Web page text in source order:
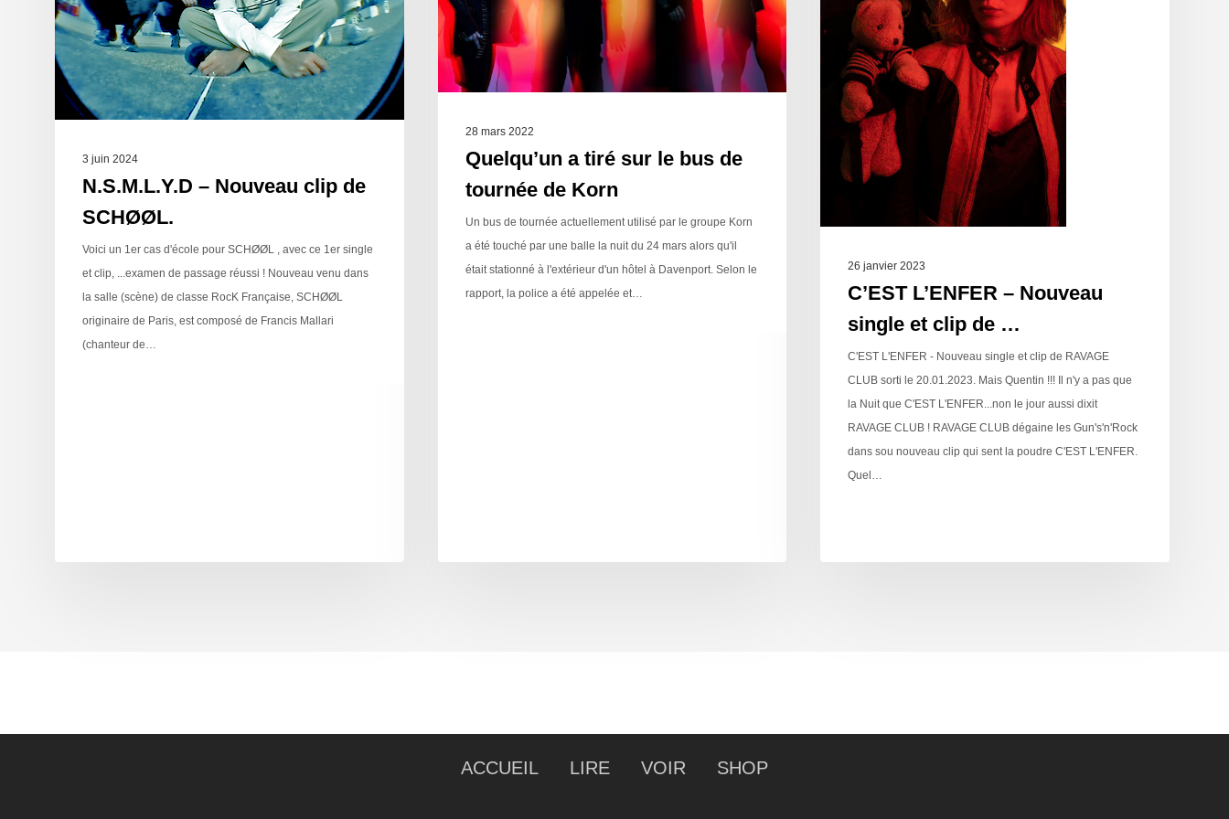
3 juin 2024
N.S.M.L.Y.D – Nouveau clip de
SCHØØL.
Voici un 1er cas d'école pour SCHØØL , avec ce 1er single
et clip, ...examen de passage réussi ! Nouveau venu dans
la salle (scène) de classe RocK Française, SCHØØL
originaire de Paris, est composé de Francis Mallari
(chanteur de…
28 mars 2022
Quelqu’un a tiré sur le bus de
tournée de Korn
Un bus de tournée actuellement utilisé par le groupe Korn
a été touché par une balle la nuit du 24 mars alors qu'il
était stationné à l'extérieur d'un hôtel à Davenport. Selon le
rapport, la police a été appelée et…
26 janvier 2023
C’EST L’ENFER – Nouveau
single et clip de …
C'EST L'ENFER - Nouveau single et clip de RAVAGE
CLUB sorti le 20.01.2023. Mais Quentin !!! Il n'y a pas que
la Nuit que C'EST L'ENFER...non le jour aussi dixit
RAVAGE CLUB ! RAVAGE CLUB dégaine les Gun's'n'Rock
dans sou nouveau clip qui sent la poudre C'EST L'ENFER.
Quel…
ACCUEIL LIRE VOIR SHOP